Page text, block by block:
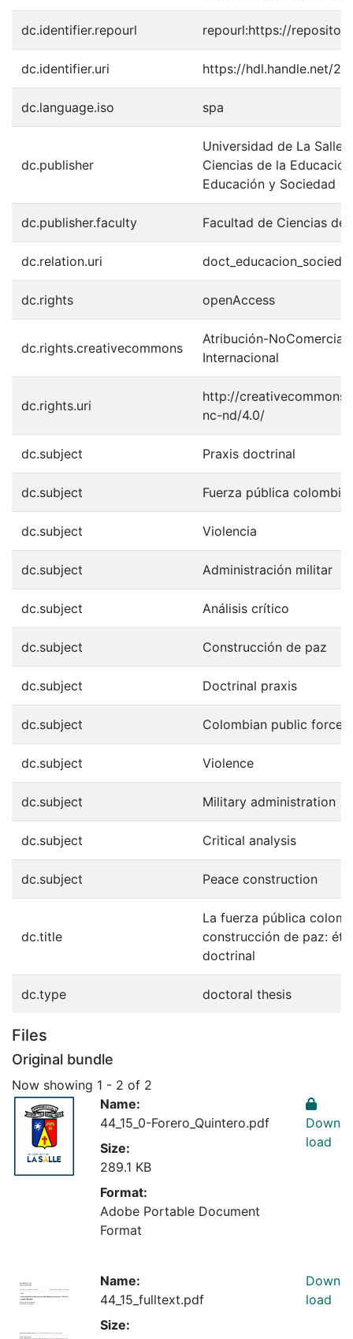
dc.identifier.repourl repourl:https://
dc.identifier.uri https://hdl.handle.net/
dc.language.iso spa
dc.publisher
Universidad de La Salle.
Ciencias de la
Educación y Sociedad
dc.publisher.faculty Facultad de Ciencias de
dc.relation.uri
dc.rights openAccess
dc.rights.creativecommons
Atribución-
Internacional
dc.rights.uri
http://
nc-nd/4.0/
dc.subject Praxis doctrinal
dc.subject Fuerza pública
dc.subject Violencia
dc.subject Administración militar
dc.subject Análisis crítico
dc.subject Construcción de paz
dc.subject Doctrinal praxis
dc.subject Colombian public force
dc.subject Violence
dc.subject Military administration
dc.subject Critical analysis
dc.subject Peace construction
dc.title
La fuerza pública
construcción de paz:
doctrinal
dc.type doctoral thesis
Files
Original bundle
Now showing 1 - 2 of 2
Name:
44_15_0-Forero_Quintero.pdf
Size:
289.1 KB
Format:
Adobe Portable Document
Format
Down
load
Name:
44_15_fulltext.pdf
Size:
Down
load